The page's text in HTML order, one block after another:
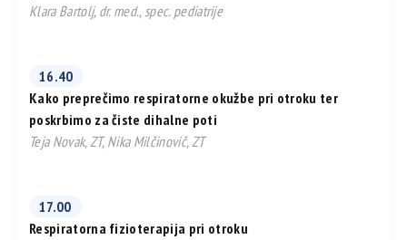
Klara Bartolj, dr. med., spec. pediatrije
16.40
Kako preprečimo respiratorne okužbe pri otroku ter
poskrbimo za čiste dihalne poti
Teja Novak, ZT, Nika Milčinovič, ZT
17.00
Respiratorna fizioterapija pri otroku